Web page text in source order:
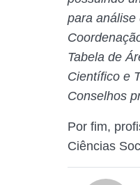
para análise
Tabela de
Científico e
Conselhos
Por fim,
Ciências